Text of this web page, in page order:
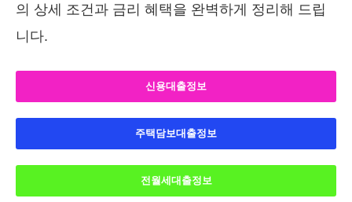
의 상세 조건과 금리 혜택을 완벽하게 정리해 드립
니다.
신용대출정보
주택담보대출정보
전월세대출정보